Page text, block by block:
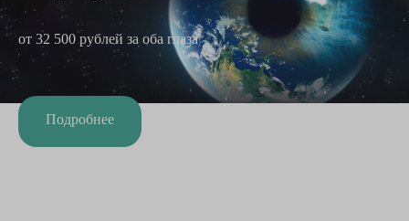
от 32 500 рублей за оба глаза
Подробнее